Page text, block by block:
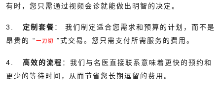
有时，您只需通过视频会诊就能做出明智的决定。
3. 定制套餐 ： 我们制定适合您需求和预算的计划，而不是
昂贵的 “一刀切 ”式交易。您只需支付所需服务的费用。
4. 高效的流程 ：我们与名医直接联系意味着更快的预约和
更少的等待时间，从而节省您长期逗留的费用。